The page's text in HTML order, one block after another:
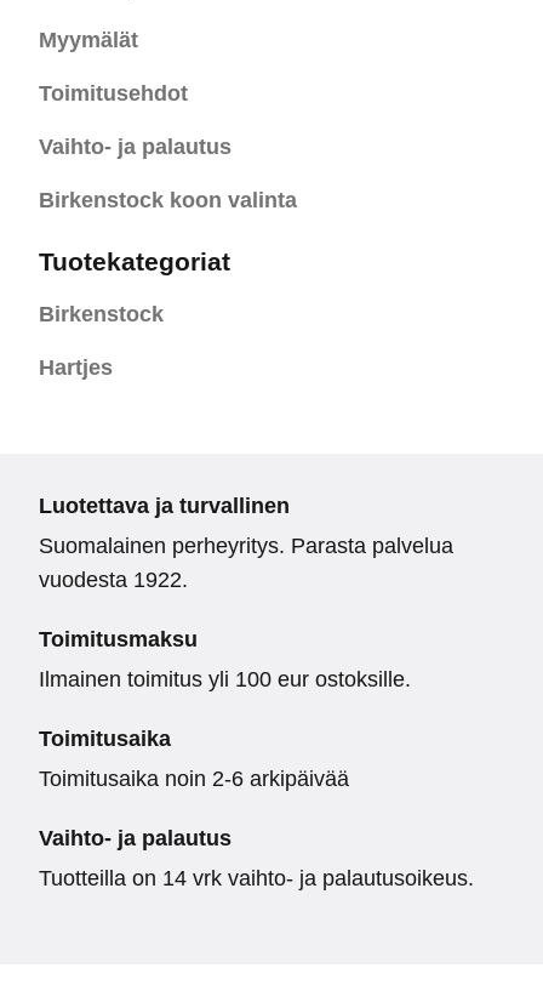
Myymälät
Toimitusehdot
Vaihto- ja palautus
Birkenstock koon valinta
Tuotekategoriat
Birkenstock
Hartjes
Luotettava ja turvallinen
Suomalainen perheyritys. Parasta palvelua
vuodesta 1922.
Toimitusmaksu
Ilmainen toimitus yli 100 eur ostoksille.
Toimitusaika
Toimitusaika noin 2-6 arkipäivää
Vaihto- ja palautus
Tuotteilla on 14 vrk vaihto- ja palautusoikeus.